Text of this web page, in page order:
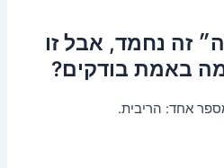
זה נחמד, אבל זו
באמת בודקים?
אחד: הריבית.